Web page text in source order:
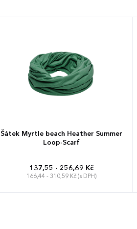
Šátek Myrtle beach Heather Summer
Loop-Scarf
137,55 - 256,69 Kč
166,44 - 310,59 Kč (s DPH)